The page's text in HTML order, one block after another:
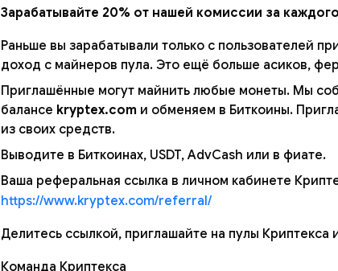
Зарабатывайте 20% от нашей комиссии за
Раньше вы зарабатывали только с пользователей
доход с майнеров пула. Это ещё больше асиков,
Приглашённые могут майнить любые монеты. Мы
балансе kryptex.com и обменяем в Биткоины.
из своих средств.
Выводите в Биткоинах, USDT, AdvCash или в фиате.
Ваша реферальная ссылка в личном кабинете
https://www.kryptex.com/referral/
Делитесь ссылкой, приглашайте на пулы Криптекса
Команда Криптекса